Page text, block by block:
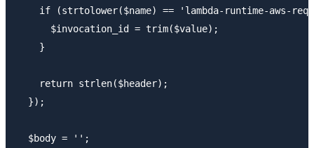
if (strtolower($name) == 'lambda-runtime-aws-
      $invocation_id = trim($value);
    }
    return strlen($header);
  });
  $body = '';